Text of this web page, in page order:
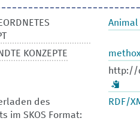
Animal
KONZEPTE
http://
des
im SKOS Format:
RDF/